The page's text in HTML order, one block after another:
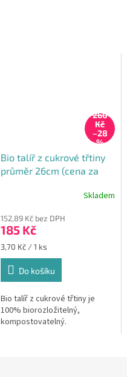
260
Kč
–28
%
Bio talíř z cukrové třtiny
průměr 26cm (cena za
produktu
je
5,0
hvězdiček.
Skladem
152,89 Kč bez DPH
185 Kč
Měrná
cena:
3,70 Kč / 1 ks
Do košíku
Bio talíř z cukrové třtiny je
100% biorozložitelný,
kompostovatelný.